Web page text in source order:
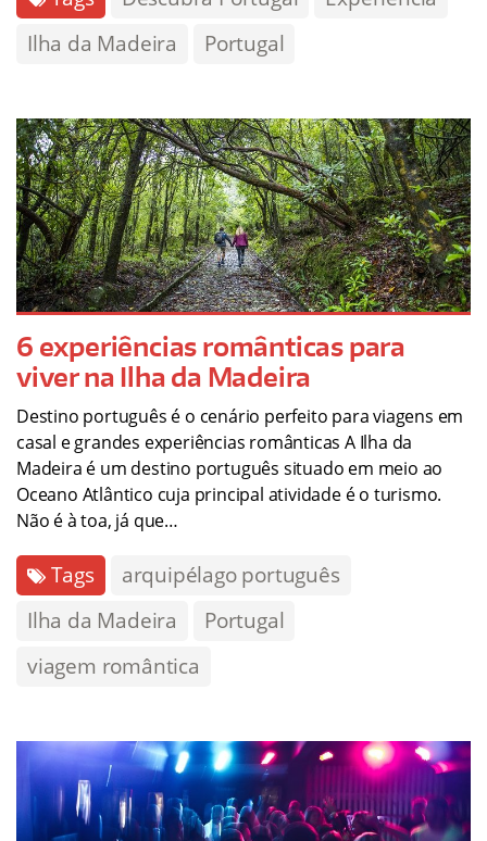
Ilha da Madeira
Portugal
6 experiências românticas para
viver na Ilha da Madeira
Destino português é o cenário perfeito para viagens em
casal e grandes experiências românticas A Ilha da
Madeira é um destino português situado em meio ao
Oceano Atlântico cuja principal atividade é o turismo.
Não é à toa, já que…
Tags
arquipélago português
Ilha da Madeira
Portugal
viagem romântica